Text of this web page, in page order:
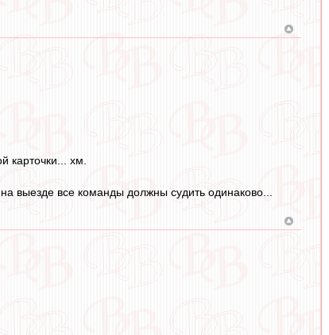
карточки... хм.
выезде все команды должны судить одинаково...